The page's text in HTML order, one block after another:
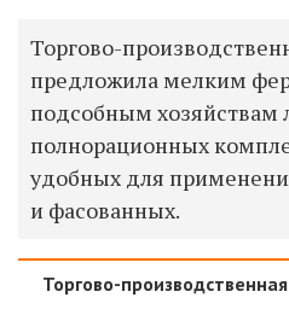
Торгово-
предложила мелким
подсобным хозяйствам
полнорационных
удобных для
и фасованных.
Торгово-